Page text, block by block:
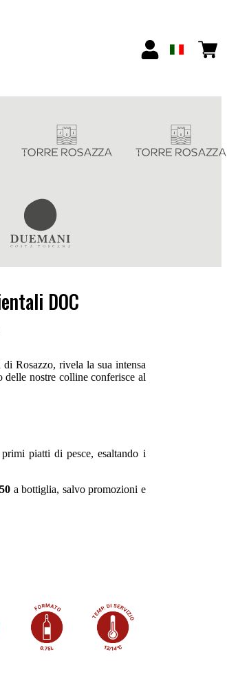
DOC
Rosazzo, rivela la sua intensa
nostre colline conferisce al
piatti di pesce, esaltando i
a bottiglia, salvo promozioni e